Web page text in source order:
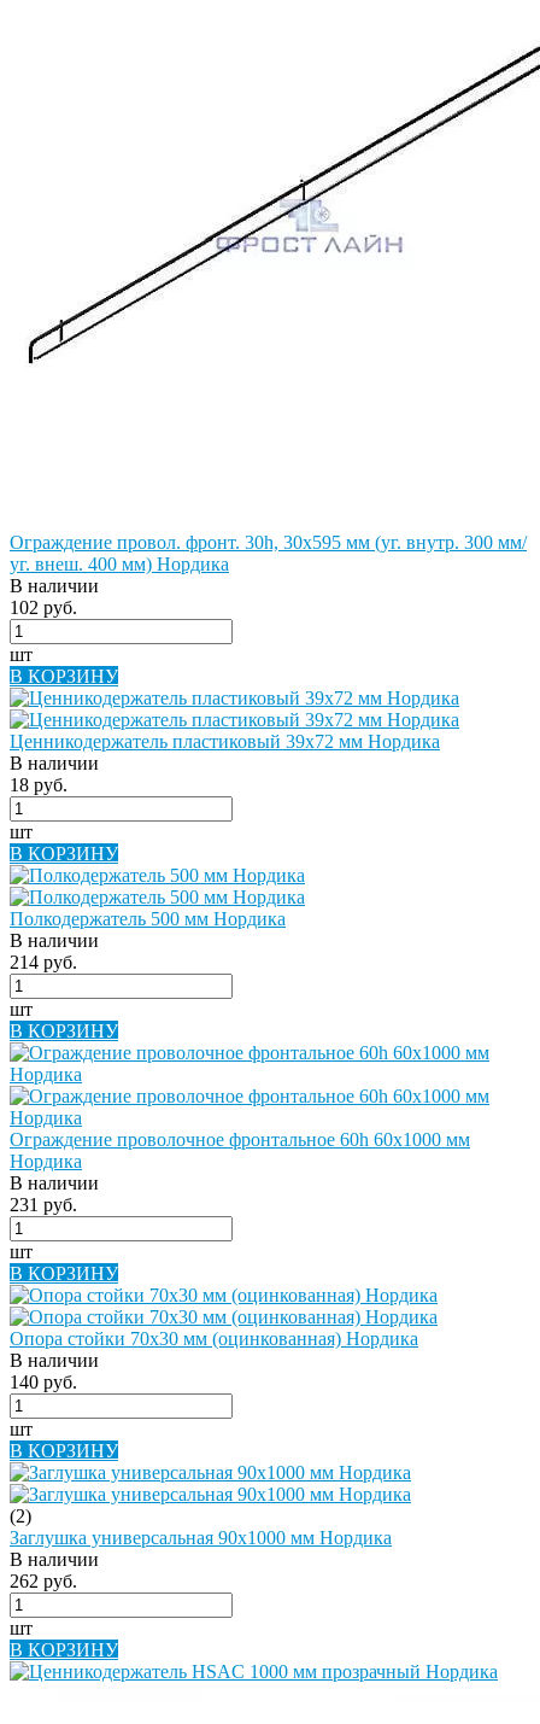
Ограждение провол. фронт. 30h, 30х595 мм (уг. внутр. 300 мм/
уг. внеш. 400 мм) Нордика
В наличии
102 руб.
шт
В КОРЗИНУ
Ценникодержатель пластиковый 39х72 мм Нордика
В наличии
18 руб.
шт
В КОРЗИНУ
Полкодержатель 500 мм Нордика
В наличии
214 руб.
шт
В КОРЗИНУ
Ограждение проволочное фронтальное 60h 60х1000 мм
Нордика
В наличии
231 руб.
шт
В КОРЗИНУ
Опора стойки 70х30 мм (оцинкованная) Нордика
В наличии
140 руб.
шт
В КОРЗИНУ
(2)
Заглушка универсальная 90х1000 мм Нордика
В наличии
262 руб.
шт
В КОРЗИНУ